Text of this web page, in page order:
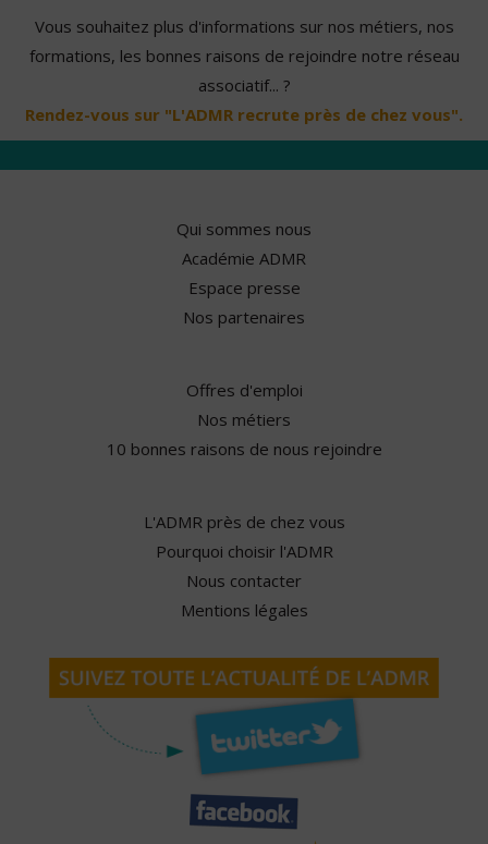
Vous souhaitez plus d'informations sur nos métiers, nos
formations, les bonnes raisons de rejoindre notre réseau
associatif... ?
Rendez-vous sur "L'ADMR recrute près de chez vous".
Qui sommes nous
Académie ADMR
Espace presse
Nos partenaires
Offres d'emploi
Nos métiers
10 bonnes raisons de nous rejoindre
L'ADMR près de chez vous
Pourquoi choisir l'ADMR
Nous contacter
Mentions légales